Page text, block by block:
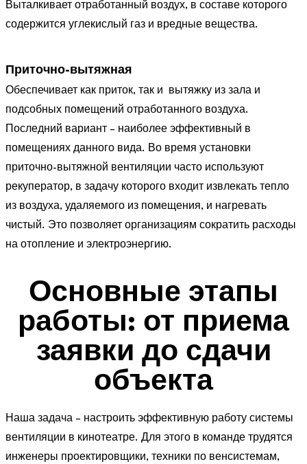
Выталкивает отработанный воздух, в составе которого
содержится углекислый газ и вредные вещества.
Приточно-вытяжная
Обеспечивает как приток, так и вытяжку из зала и
подсобных помещений отработанного воздуха.
Последний вариант – наиболее эффективный в
помещениях данного вида. Во время установки
приточно-вытяжной вентиляции часто используют
рекуператор, в задачу которого входит извлекать тепло
из воздуха, удаляемого из помещения, и нагревать
чистый. Это позволяет организациям сократить расходы
на отопление и электроэнергию.
Основные этапы
работы: от приема
заявки до сдачи
объекта
Наша задача – настроить эффективную работу системы
вентиляции в кинотеатре. Для этого в команде трудятся
инженеры проектировщики, техники по венсистемам,